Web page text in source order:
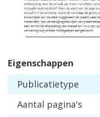
Eigenschappen
Publicatietype
Aantal pagina's